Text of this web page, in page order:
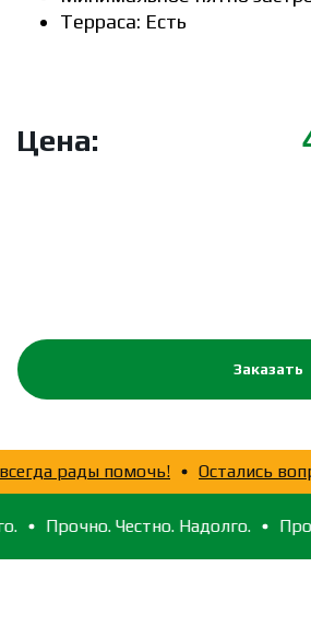
Цена:
Терраса: Есть
Заказать
– мы всегда рады помочь!
Честно. Надолго. Прочно.